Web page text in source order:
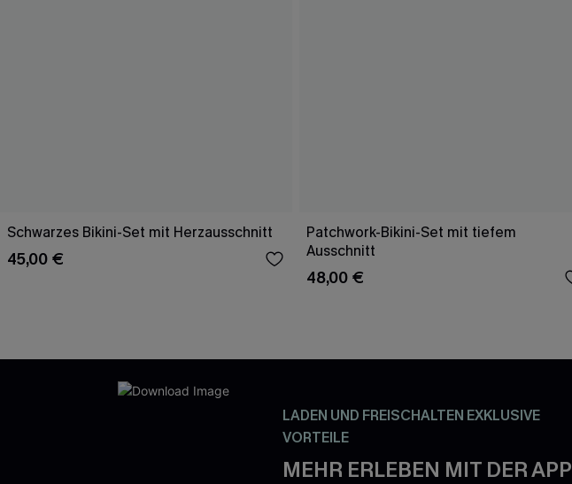
Schwarzes Bikini-Set mit Herzausschnitt
45,00 €
Patchwork-Bikini-Set mit tiefem
Ausschnitt
48,00 €
LADEN UND FREISCHALTEN EXKLUSIVE
VORTEILE
MEHR ERLEBEN MIT DER APP